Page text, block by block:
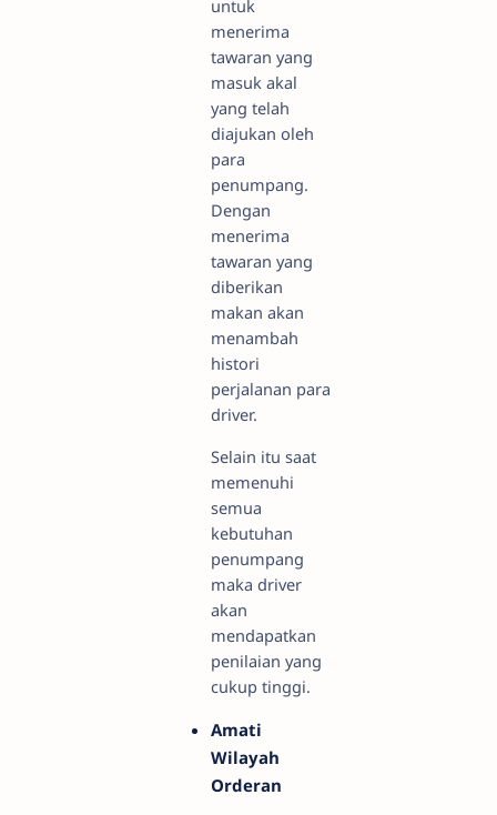
untuk
menerima
tawaran yang
masuk akal
yang telah
diajukan oleh
para
penumpang.
Dengan
menerima
tawaran yang
diberikan
makan akan
menambah
histori
perjalanan para
driver.
Selain itu saat
memenuhi
semua
kebutuhan
penumpang
maka driver
akan
mendapatkan
penilaian yang
cukup tinggi.
Amati
Wilayah
Orderan